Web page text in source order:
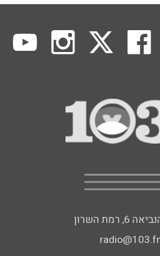
רמת השרון